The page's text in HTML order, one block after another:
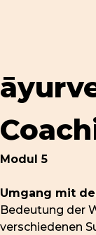
Modul 5
Umgang mit
Bedeutung der
verschiedenen